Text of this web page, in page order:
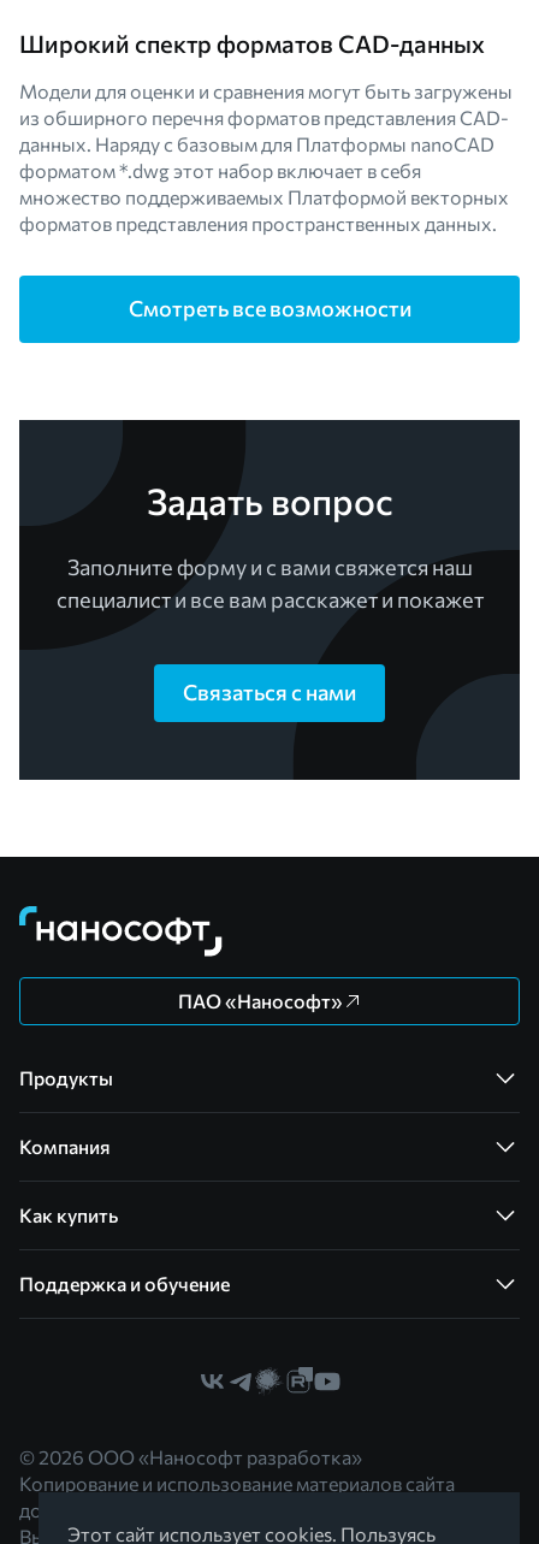
Широкий спектр форматов CAD-данных
Модели для оценки и сравнения могут быть загружены
из обширного перечня форматов представления CAD-
данных. Наряду с базовым для Платформы nanoCAD
форматом *.dwg этот набор включает в себя
множество поддерживаемых Платформой векторных
форматов представления пространственных данных.
Смотреть все возможности
Задать вопрос
Заполните форму и с вами свяжется наш
специалист и все вам расскажет и покажет
Связаться с нами
ПАО «Нанософт»
Продукты
Компания
Как купить
Поддержка и обучение
© 2026 ООО «Нанософт разработка»
Копирование и использование материалов сайта
допускается с согласия правообладателя.
Вы можете обратиться к нам по адресу
Этот сайт использует cookies. Пользуясь